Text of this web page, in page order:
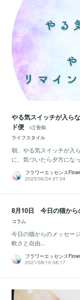
やる気スイッチが入ら
ド便
告知
ライフスタイル
朝、やる気スイッチが入
に、気づいたら夕方にな
フラワーエッセンス
2025/06/24 07:04
8月10日 今日の猫から
コラム
今日の猫からのメッセー
軟さと自由...
フラワーエッセンス
2021/08/10 08:17